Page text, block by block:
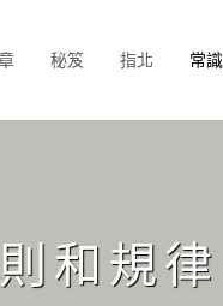
秘笈 指北 常識
和規律